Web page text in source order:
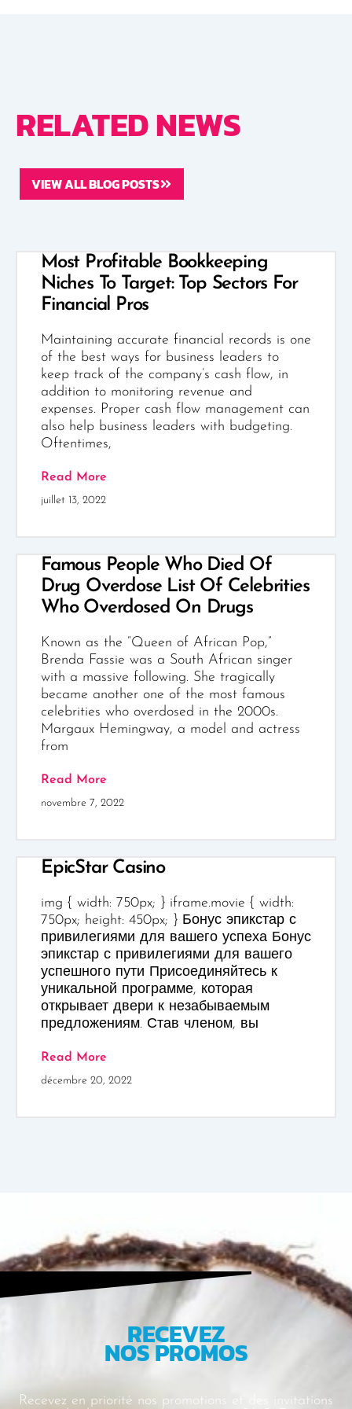
RELATED NEWS
VIEW ALL BLOG POSTS
Most Profitable Bookkeeping
Niches To Target: Top Sectors For
Financial Pros
Maintaining accurate financial records is one
of the best ways for business leaders to
keep track of the company’s cash flow, in
addition to monitoring revenue and
expenses. Proper cash flow management can
also help business leaders with budgeting.
Oftentimes,
Read More
juillet 13, 2022
Famous People Who Died Of
Drug Overdose List Of Celebrities
Who Overdosed On Drugs
Known as the “Queen of African Pop,”
Brenda Fassie was a South African singer
with a massive following. She tragically
became another one of the most famous
celebrities who overdosed in the 2000s.
Margaux Hemingway, a model and actress
from
Read More
novembre 7, 2022
EpicStar Casino
img { width: 750px; } iframe.movie { width:
750px; height: 450px; } Бонус эпикстар с
привилегиями для вашего успеха Бонус
эпикстар с привилегиями для вашего
успешного пути Присоединяйтесь к
уникальной программе, которая
открывает двери к незабываемым
предложениям. Став членом, вы
Read More
décembre 20, 2022
RECEVEZ
NOS PROMOS
Recevez en priorité nos promotions et des
invitations